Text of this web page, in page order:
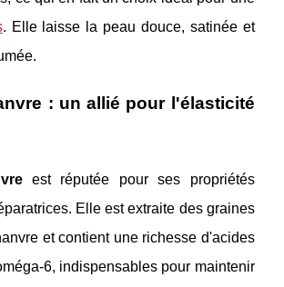
. Elle laisse la peau douce, satinée et
: un allié pour l'élasticité
est réputée pour ses propriétés
Elle est extraite des graines
et contient une richesse d'acides
6, indispensables pour maintenir